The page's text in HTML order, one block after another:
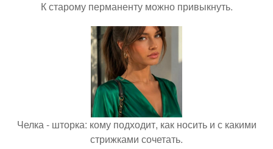
К старому перманенту можно привыкнуть.
Челка - шторка: кому подходит, как носить и с какими
стрижками сочетать.